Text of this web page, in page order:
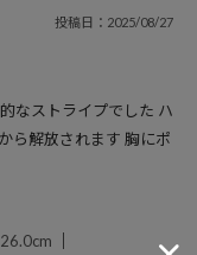
投稿日：2025/08/27
なストライプでした ハ
ら解放されます 胸にポ
26.0cm